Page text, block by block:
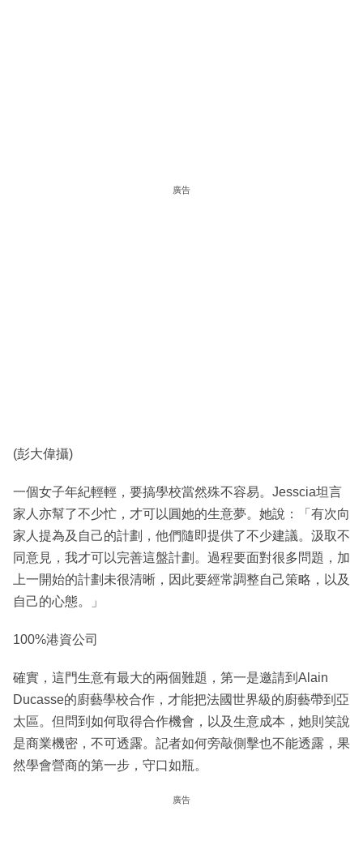
廣告
(彭大偉攝)
一個女子年紀輕輕，要搞學校當然殊不容易。Jesscia坦言
家人亦幫了不少忙，才可以圓她的生意夢。她說：「有次向
家人提為及自己的計劃，他們隨即提供了不少建議。汲取不
同意見，我才可以完善這盤計劃。過程要面對很多問題，加
上一開始的計劃未很清晰，因此要經常調整自己策略，以及
自己的心態。」
100%港資公司
確實，這門生意有最大的兩個難題，第一是邀請到Alain
Ducasse的廚藝學校合作，才能把法國世界級的廚藝帶到亞
太區。但問到如何取得合作機會，以及生意成本，她則笑說
是商業機密，不可透露。記者如何旁敲側擊也不能透露，果
然學會營商的第一步，守口如瓶。
廣告